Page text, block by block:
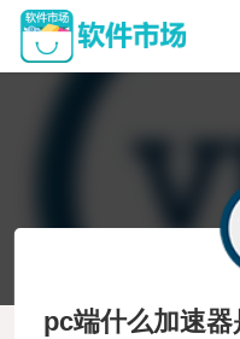
pc端什么加速